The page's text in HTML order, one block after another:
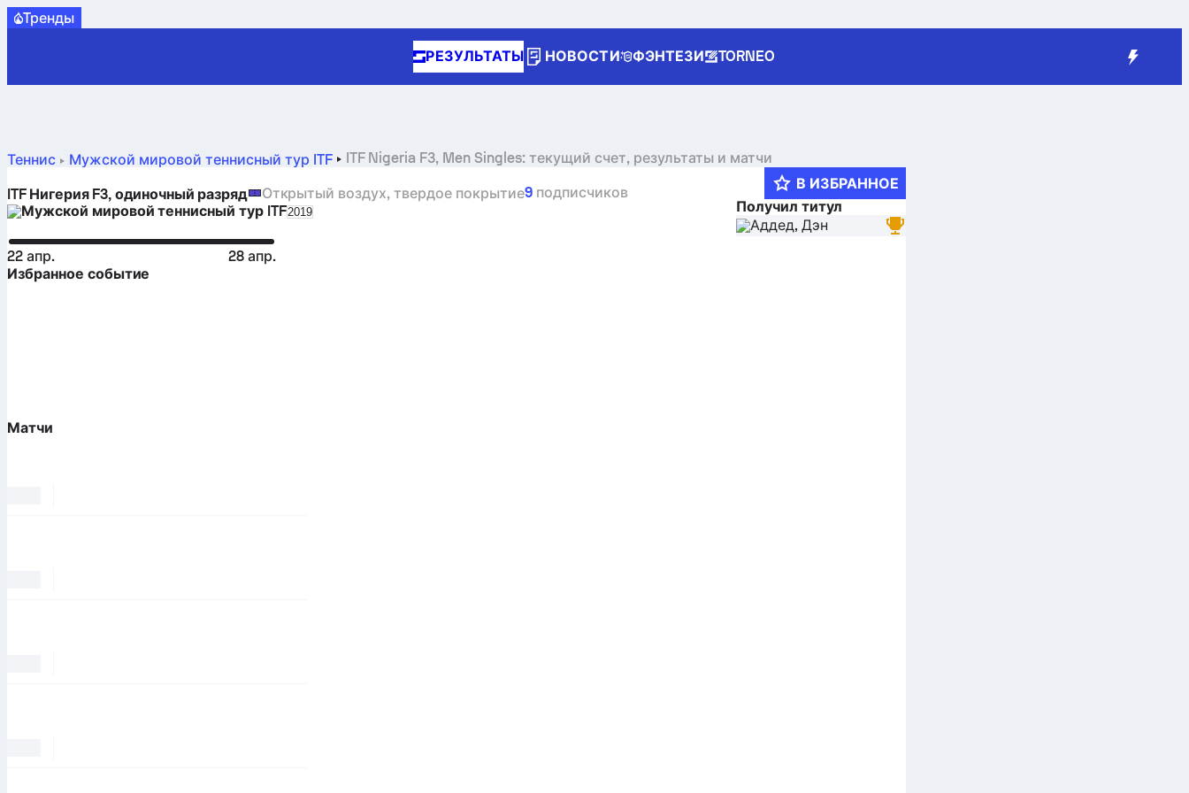
Tренды
РЕЗУЛЬТАТЫ НОВОСТИ ФЭНТЕЗИ TORNEO
Теннис Мужской мировой теннисный тур ITF ITF Nigeria F3, Men Singles: текущий счет, результаты и матчи
ITF Нигерия F3, одиночный разряд Открытый воздух, твердое покрытие9 подписчиков
Мужской мировой теннисный тур ITFSelect season in unique tournament header
2019
В ИЗБРАННОЕ
Получил титул
Аддед, Дэн
22 апр.
28 апр.
Избранное событие
Матчи